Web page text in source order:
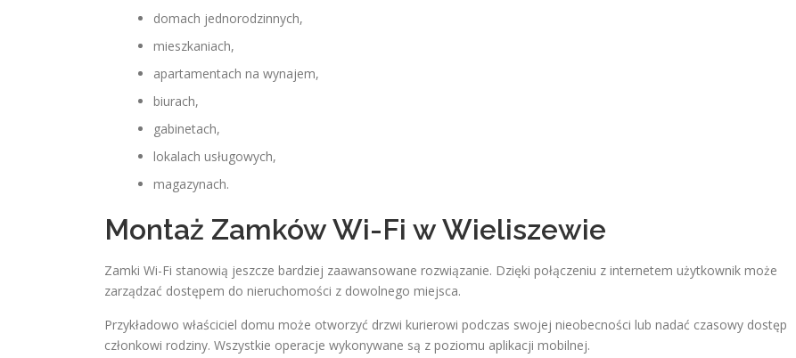
domach jednorodzinnych,
mieszkaniach,
apartamentach na wynajem,
biurach,
gabinetach,
lokalach usługowych,
magazynach.
Montaż Zamków Wi-Fi w Wieliszewie
Zamki Wi-Fi stanowią jeszcze bardziej zaawansowane rozwiązanie. Dzięki połączeniu z internetem użytkownik może
zarządzać dostępem do nieruchomości z dowolnego miejsca.
Przykładowo właściciel domu może otworzyć drzwi kurierowi podczas swojej nieobecności lub nadać czasowy dostęp
członkowi rodziny. Wszystkie operacje wykonywane są z poziomu aplikacji mobilnej.